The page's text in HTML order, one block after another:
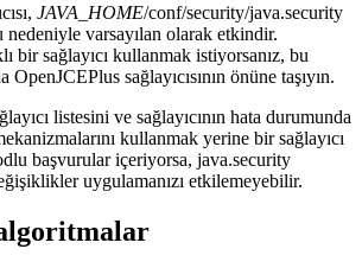
JAVA_HOME/conf/security/java.security
nedeniyle varsayılan olarak etkindir.
bir sağlayıcı kullanmak istiyorsanız, bu
OpenJCEPlus sağlayıcısının önüne taşıyın.
listesini ve sağlayıcının hata durumunda
kullanmak yerine bir sağlayıcı
başvurular içeriyorsa, java.security
uygulamanızı etkilemeyebilir.